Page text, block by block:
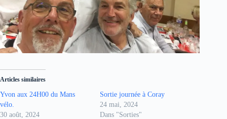
Articles similaires
Yvon aux 24H00 du Mans
vélo.
30 août, 2024
Sortie journée à Coray
24 mai, 2024
Dans "Sorties"